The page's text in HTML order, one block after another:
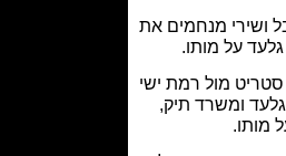
מנחמים את
מותו.
רמת ישי
תיק,